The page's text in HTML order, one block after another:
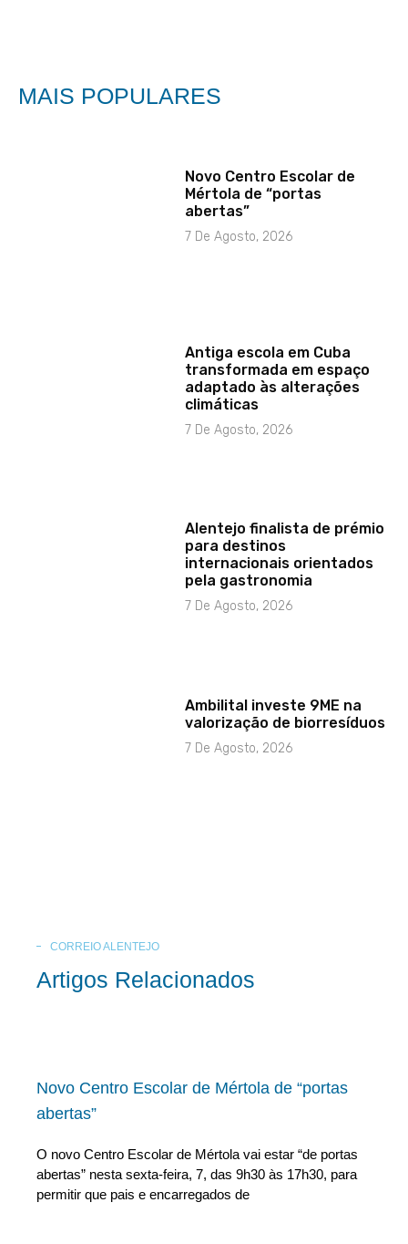
MAIS POPULARES
Novo Centro Escolar de
Mértola de “portas
abertas”
7 De Agosto, 2026
Antiga escola em Cuba
transformada em espaço
adaptado às alterações
climáticas
7 De Agosto, 2026
Alentejo finalista de prémio
para destinos
internacionais orientados
pela gastronomia
7 De Agosto, 2026
Ambilital investe 9ME na
valorização de biorresíduos
7 De Agosto, 2026
CORREIO ALENTEJO
Artigos Relacionados
Novo Centro Escolar de Mértola de “portas
abertas”
O novo Centro Escolar de Mértola vai estar “de portas
abertas” nesta sexta-feira, 7, das 9h30 às 17h30, para
permitir que pais e encarregados de